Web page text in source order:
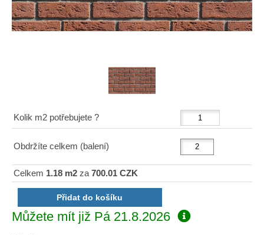
Kolik m2 potřebujete ?
Obdržíte celkem (balení)
Celkem 1.18 m2 za700.01 CZK
Můžete mít již Pá 21.8.2026